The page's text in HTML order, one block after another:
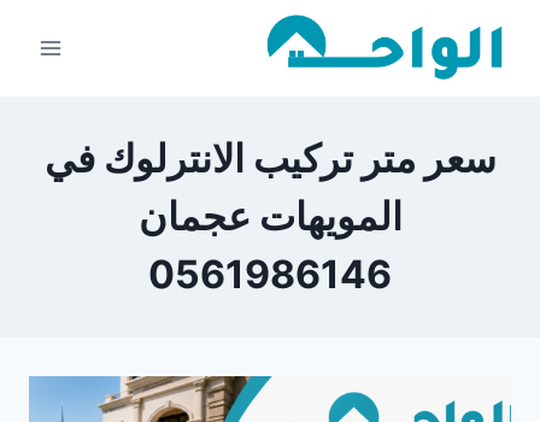
سعر متر تركيب الانترلوك في
المويهات عجمان
0561986146